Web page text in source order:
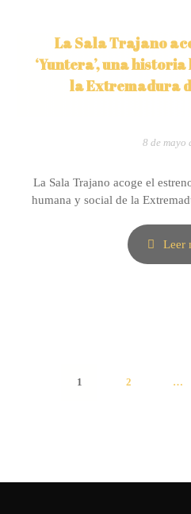
La Sala Trajano
‘Yuntera’, una
la Extremadura
8 de mayo
La Sala Trajano acoge el
humana y social de la
Leer
1 2 …